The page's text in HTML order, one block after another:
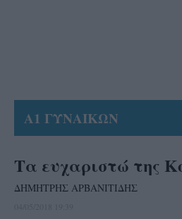
Α1 ΓΥΝΑΙΚΩΝ
Τα ευχαριστώ της
ΔΗΜΗΤΡΗΣ ΑΡΒΑΝΙΤΙΔΗΣ